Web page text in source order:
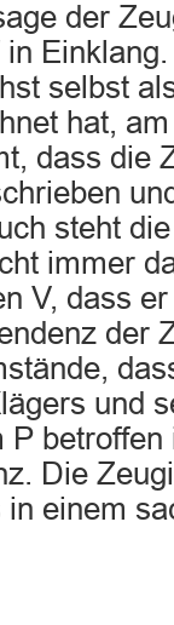
der
selbst
hat,
dass die
steht
immer
V, dass
der
und
Die
einem